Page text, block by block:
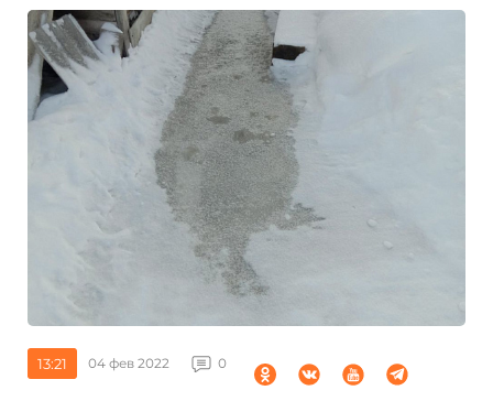
13:21 04 фев 2022 0